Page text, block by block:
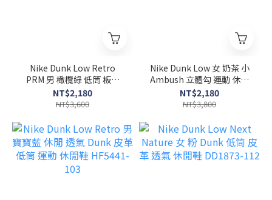
Nike Dunk Low Retro
PRM 男 橄欖綠 低筒 板鞋
休閒 運動 休閒鞋 FQ8250-
200
NT$2,180
NT$3,600
Nike Dunk Low 女 奶茶 小
Ambush 立體勾 運動 休閒
低筒 休閒鞋 DZ2794-102
NT$2,180
NT$3,800